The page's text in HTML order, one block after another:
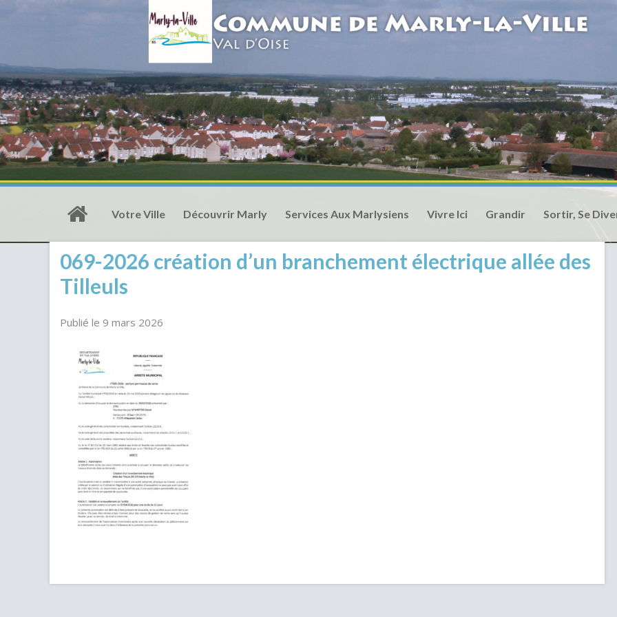
Votre Ville Découvrir Marly Services Aux Marlysiens Vivre Ici Grandir Sortir, Se
069-2026 création d’un branchement électrique allée des
Tilleuls
Publié le 9 mars 2026